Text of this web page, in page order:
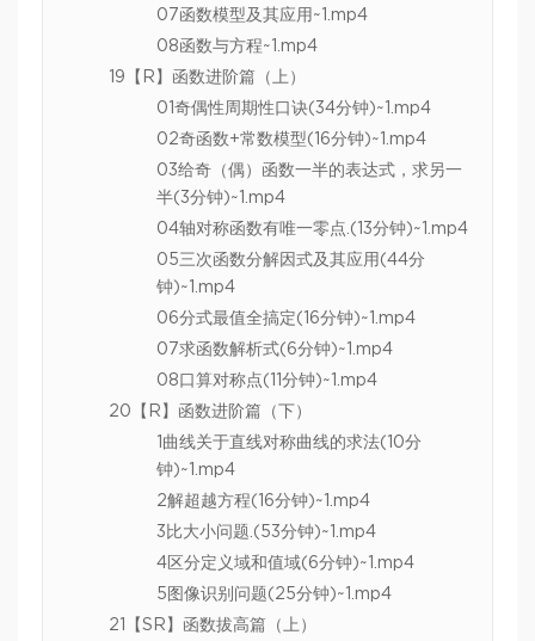
07函数模型及其应用~1.mp4
08函数与方程~1.mp4
19【R】函数进阶篇（上）
01奇偶性周期性口诀(34分钟)~1.mp4
02奇函数+常数模型(16分钟)~1.mp4
03给奇（偶）函数一半的表达式，求另一
半(3分钟)~1.mp4
04轴对称函数有唯一零点.(13分钟)~1.mp4
05三次函数分解因式及其应用(44分
钟)~1.mp4
06分式最值全搞定(16分钟)~1.mp4
07求函数解析式(6分钟)~1.mp4
08口算对称点(11分钟)~1.mp4
20【R】函数进阶篇（下）
1曲线关于直线对称曲线的求法(10分
钟)~1.mp4
2解超越方程(16分钟)~1.mp4
3比大小问题.(53分钟)~1.mp4
4区分定义域和值域(6分钟)~1.mp4
5图像识别问题(25分钟)~1.mp4
21【SR】函数拔高篇（上）